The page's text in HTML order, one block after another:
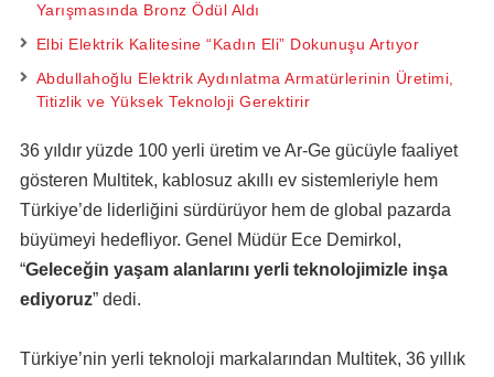
Yarışmasında Bronz Ödül Aldı
Elbi Elektrik Kalitesine “Kadın Eli” Dokunuşu Artıyor
Abdullahoğlu Elektrik Aydınlatma Armatürlerinin Üretimi,
Titizlik ve Yüksek Teknoloji Gerektirir
36 yıldır yüzde 100 yerli üretim ve Ar-Ge gücüyle faaliyet
gösteren Multitek, kablosuz akıllı ev sistemleriyle hem
Türkiye’de liderliğini sürdürüyor hem de global pazarda
büyümeyi hedefliyor. Genel Müdür Ece Demirkol,
“Geleceğin yaşam alanlarını yerli teknolojimizle inşa
ediyoruz” dedi.
Türkiye’nin yerli teknoloji markalarından Multitek, 36 yıllık